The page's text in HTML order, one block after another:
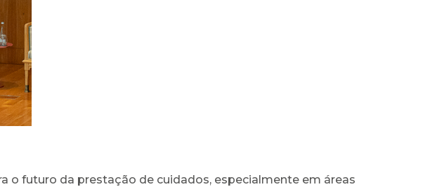
o futuro da prestação de cuidados, especialmente em áreas